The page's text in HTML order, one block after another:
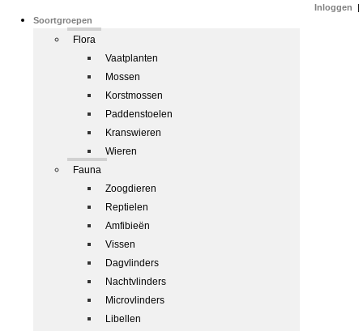
Soortgroepen
Flora
Vaatplanten
Mossen
Korstmossen
Paddenstoelen
Kranswieren
Wieren
Fauna
Zoogdieren
Reptielen
Amfibieën
Vissen
Dagvlinders
Nachtvlinders
Microvlinders
Libellen
Inloggen |